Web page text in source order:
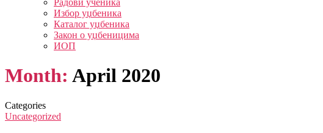
Радови ученика
Избор уџбеника
Каталог уџбеника
Закон о уџбеницима
ИОП
Month: April 2020
Categories
Uncategorized